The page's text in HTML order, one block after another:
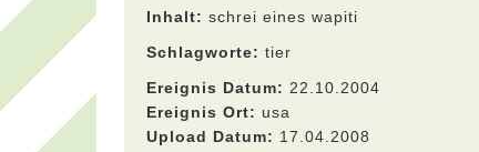
Inhalt: schrei eines wapiti
Schlagworte: tier
Ereignis Datum: 22.10.2004
Ereignis Ort: usa
Upload Datum: 17.04.2008